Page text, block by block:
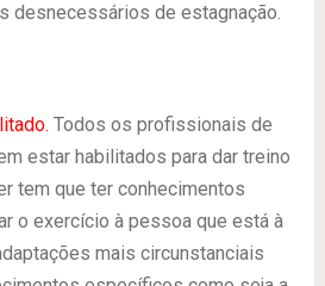
desnecessários de estagnação.
Todos os profissionais de
estar habilitados para dar treino
tem que ter conhecimentos
o exercício à pessoa que está à
mais circunstanciais